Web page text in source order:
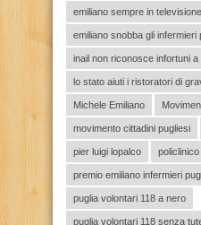
emiliano sempre in televisione
emiliano snobba gli infermieri
inail non riconosce infortuni
lo stato aiuti i ristoratori di
Michele Emiliano
movimento cittadini pugliesi
pier luigi lopalco policlinico
premio emiliano infermieri
puglia volontari 118 a nero
puglia volontari 118 senza